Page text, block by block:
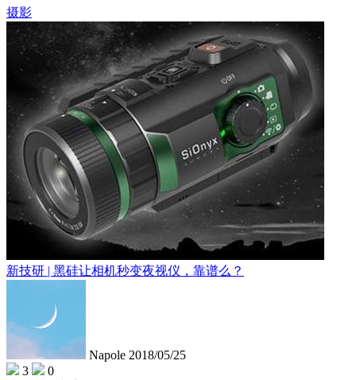
摄影
新技研 | 黑硅让相机秒变夜视仪，靠谱么？
Napole 2018/05/25
3
0